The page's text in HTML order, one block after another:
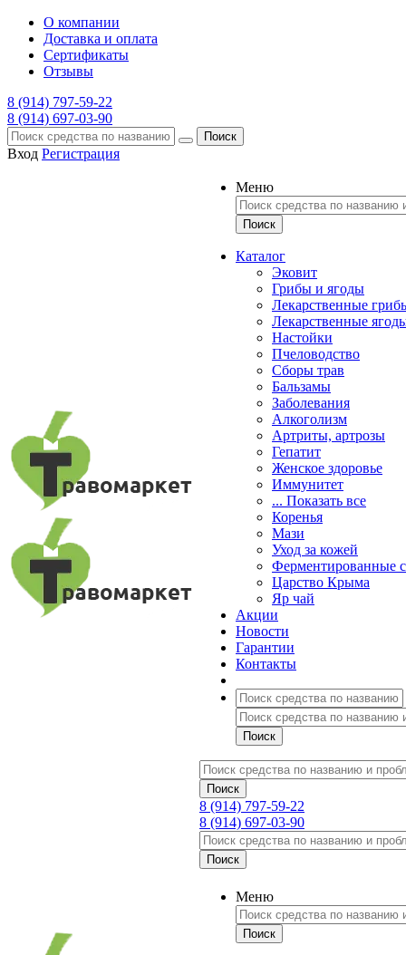
О компании
Доставка и оплата
Сертификаты
Отзывы
8 (914) 797-59-22
8 (914) 697-03-90
Поиск
Вход Регистрация
Меню
Каталог
Эковит
Грибы и ягоды
Лекарственные
Лекарственные
Настойки
Пчеловодство
Сборы трав
Бальзамы
Заболевания
Алкоголизм
Артриты, артрозы
Гепатит
Женское здоровье
Иммунитет
... Показать все
Коренья
Мази
Уход за кожей
Ферментированные
Царство Крыма
Яр чай
Акции
Новости
Гарантии
Контакты
8 (914) 797-59-22
8 (914) 697-03-90
Меню